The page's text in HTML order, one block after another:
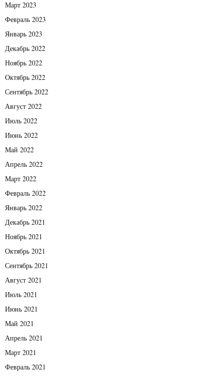
Март 2023
Февраль 2023
Январь 2023
Декабрь 2022
Ноябрь 2022
Октябрь 2022
Сентябрь 2022
Август 2022
Июль 2022
Июнь 2022
Май 2022
Апрель 2022
Март 2022
Февраль 2022
Январь 2022
Декабрь 2021
Ноябрь 2021
Октябрь 2021
Сентябрь 2021
Август 2021
Июль 2021
Июнь 2021
Май 2021
Апрель 2021
Март 2021
Февраль 2021